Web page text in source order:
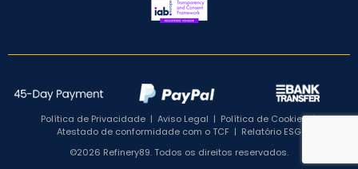
Política de Privacidade | Aviso Legal | Política de Cookies|
Atestado de conformidade com o TCF | Relatório ESG
©2026 Refinery89. Todos os direitos reservados.